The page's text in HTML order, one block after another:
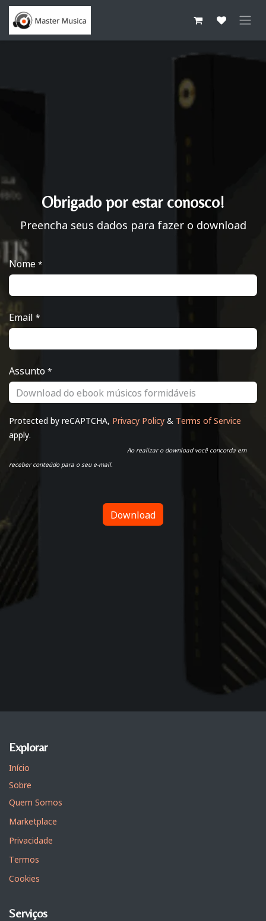
Pular para o conteúdo
Obrigado por estar conosco!
Preencha seus dados para fazer o download
Nome *
Email *
Assunto *
Protected by reCAPTCHA, Privacy Policy & Terms of Service
apply.
Ao realizar o download você concorda em
receber conteúdo para o seu e-mail.
Download
Explorar
Início
Sobre
Quem Somos
Marketplace
Privacidade
Termos
Cookies
Serviços